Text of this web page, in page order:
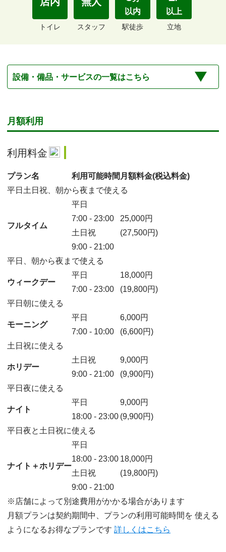
トイレ スタッフ
以内
駅徒歩
以上
立地
設備・備品・サービスの一覧はこちら
月額利用
利用料金
プラン名 利用可能時間 月額料金(税込料金)
平日土日祝、朝から夜まで使える
フルタイム
平日
7:00 - 23:00
土日祝
9:00 - 21:00
25,000円
(27,500円)
平日、朝から夜まで使える
ウィークデー
平日
7:00 - 23:00
18,000円
(19,800円)
平日朝に使える
モーニング
平日
7:00 - 10:00
6,000円
(6,600円)
土日祝に使える
ホリデー
土日祝
9:00 - 21:00
9,000円
(9,900円)
平日夜に使える
ナイト
平日
18:00 - 23:00
9,000円
(9,900円)
平日夜と土日祝に使える
ナイト＋ホリデー
平日
18:00 - 23:00
土日祝
9:00 - 21:00
18,000円
(19,800円)
※店舗によって別途費用がかかる場合があります
月額プランは契約期間中、プランの利用可能時間を 使える
ようになるお得なプランです 詳しくはこちら